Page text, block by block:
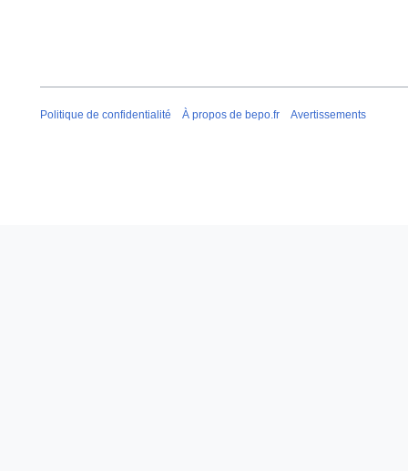
Politique de confidentialité À propos de bepo.fr Avertissements